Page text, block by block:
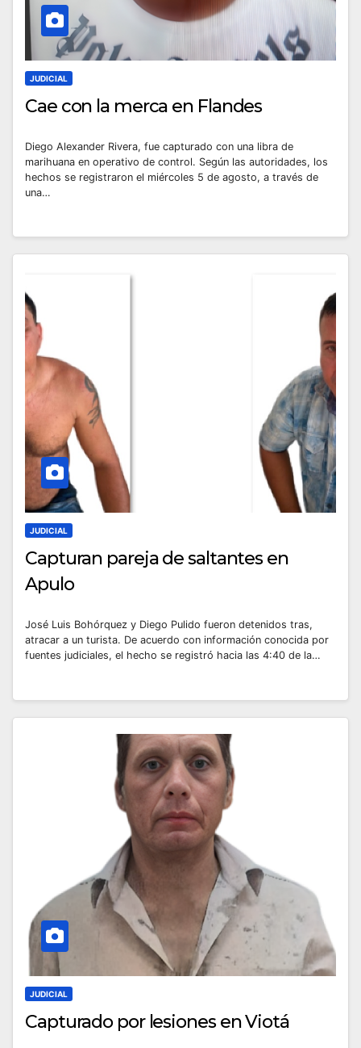
JUDICIAL
Cae con la merca en Flandes
Diego Alexander Rivera, fue capturado con una libra de
marihuana en operativo de control. Según las autoridades, los
hechos se registraron el miércoles 5 de agosto, a través de
una…
JUDICIAL
Capturan pareja de saltantes en
Apulo
José Luis Bohórquez y Diego Pulido fueron detenidos tras,
atracar a un turista. De acuerdo con información conocida por
fuentes judiciales, el hecho se registró hacia las 4:40 de la…
JUDICIAL
Capturado por lesiones en Viotá